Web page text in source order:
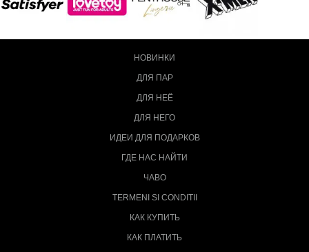
НОВИНКИ
ДЛЯ ПАР
ДЛЯ НЕЁ
ДЛЯ НЕГО
ИДЕИ ДЛЯ ПОДАРКОВ
ГДЕ НАС НАЙТИ
ЧАВО
TERMENI SI CONDITII
КАК КУПИТЬ
КАК ПЛАТИТЬ